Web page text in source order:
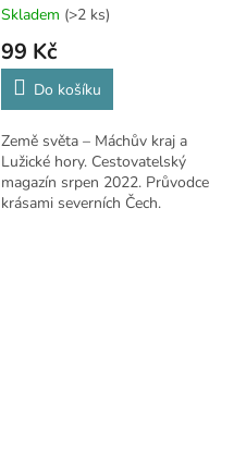
Skladem (>2 ks)
99 Kč
Do košíku
Země světa – Máchův kraj a
Lužické hory. Cestovatelský
magazín srpen 2022. Průvodce
krásami severních Čech.